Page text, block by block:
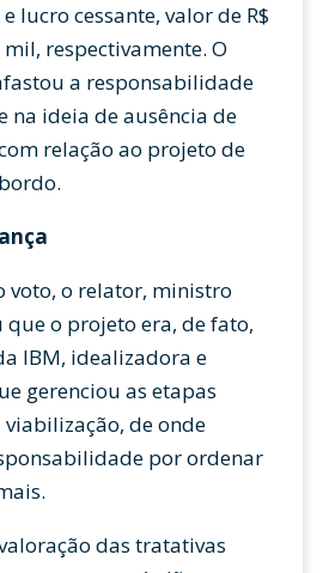
lucro cessante, valor de R$
respectivamente. O
a responsabilidade
na ideia de ausência de
relação ao projeto de
voto, o relator, ministro
o projeto era, de fato,
IBM, idealizadora e
gerenciou as etapas
de onde
por ordenar
das tratativas